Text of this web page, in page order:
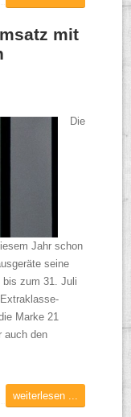
mit
Die
Jahr schon
seine
bis zum 31. Juli
Marke 21
auch den
weiterlesen ...